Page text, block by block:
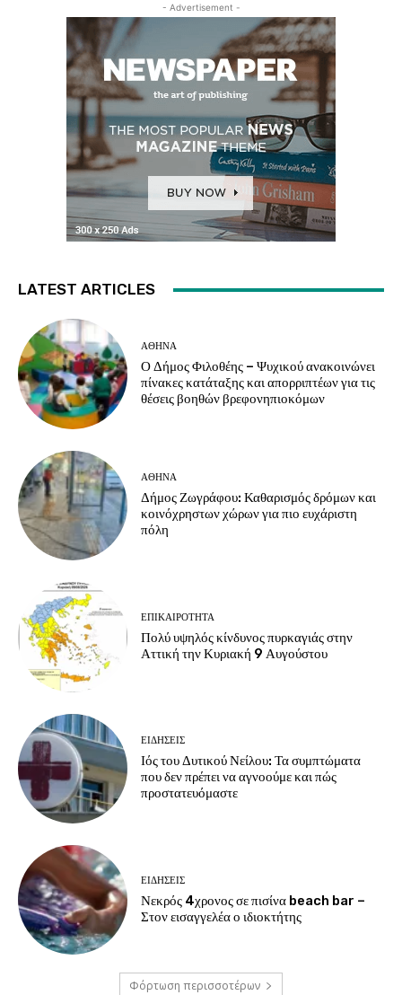
- Advertisement -
LATEST ARTICLES
ΑΘΗΝΑ
Ο Δήμος Φιλοθέης – Ψυχικού ανακοινώνει
πίνακες κατάταξης και απορριπτέων για τις
θέσεις βοηθών βρεφονηπιοκόμων
ΑΘΗΝΑ
Δήμος Ζωγράφου: Καθαρισμός δρόμων και
κοινόχρηστων χώρων για πιο ευχάριστη
πόλη
ΕΠΙΚΑΙΡΟΤΗΤΑ
Πολύ υψηλός κίνδυνος πυρκαγιάς στην
Αττική την Κυριακή 9 Αυγούστου
ΕΙΔΗΣΕΙΣ
Ιός του Δυτικού Νείλου: Τα συμπτώματα
που δεν πρέπει να αγνοούμε και πώς
προστατευόμαστε
ΕΙΔΗΣΕΙΣ
Νεκρός 4χρονος σε πισίνα beach bar –
Στον εισαγγελέα ο ιδιοκτήτης
Φόρτωση περισσοτέρων